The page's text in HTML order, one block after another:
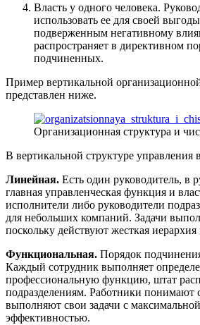
Власть у одного человека.
использовать ее для своей
подверженным негативному
распространяет в директивном
подчиненных.
Пример вертикальной
представлен ниже.
Организационная структура и
В вертикальной структуре
Линейная. Есть один руководитель, в
главная управленческая функция и
исполнители либо руководители
для небольших компаний. Задачи
поскольку действуют жесткая
Функциональная. Порядок
Каждый сотрудник выполняет
профессиональную функцию, штат
подразделениям. Работники понимают
выполняют свои задачи с
эффективностью.